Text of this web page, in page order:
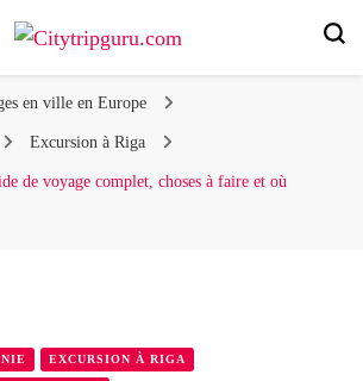
en ville en Europe
Excursion à Riga
de voyage complet, choses à faire et où
EXCURSION À RIGA